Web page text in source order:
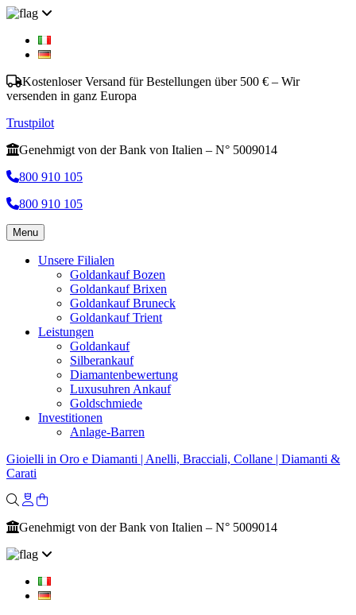
Kostenloser Versand für Bestellungen über 500 € – Wir
versenden in ganz Europa
Trustpilot
Genehmigt von der Bank von Italien – N° 5009014
800 910 105
800 910 105
Menu
Unsere Filialen
Goldankauf Bozen
Goldankauf Brixen
Goldankauf Bruneck
Goldankauf Trient
Leistungen
Goldankauf
Silberankauf
Diamantenbewertung
Luxusuhren Ankauf
Goldschmiede
Investitionen
Anlage-Barren
Gioielli in Oro e Diamanti | Anelli, Bracciali, Collane | Diamanti &
Carati
Genehmigt von der Bank von Italien – N° 5009014